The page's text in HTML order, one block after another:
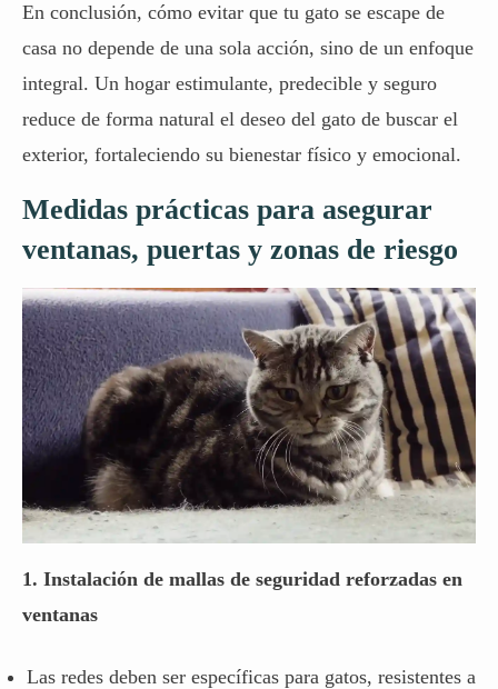
En conclusión, cómo evitar que tu gato se escape de
casa no depende de una sola acción, sino de un enfoque
integral. Un hogar estimulante, predecible y seguro
reduce de forma natural el deseo del gato de buscar el
exterior, fortaleciendo su bienestar físico y emocional.
Medidas prácticas para asegurar
ventanas, puertas y zonas de riesgo
1. Instalación de mallas de seguridad reforzadas en
ventanas
Las redes deben ser específicas para gatos, resistentes a